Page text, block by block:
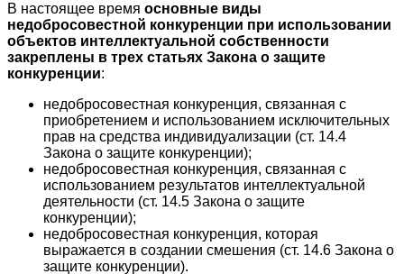
В настоящее время основные виды
недобросовестной конкуренции при использовании
объектов интеллектуальной собственности
закреплены в трех статьях Закона о защите
конкуренции:
недобросовестная конкуренция, связанная с
приобретением и использованием исключительных
прав на средства индивидуализации (ст. 14.4
Закона о защите конкуренции);
недобросовестная конкуренция, связанная с
использованием результатов интеллектуальной
деятельности (ст. 14.5 Закона о защите
конкуренции);
недобросовестная конкуренция, которая
выражается в создании смешения (ст. 14.6 Закона о
защите конкуренции).